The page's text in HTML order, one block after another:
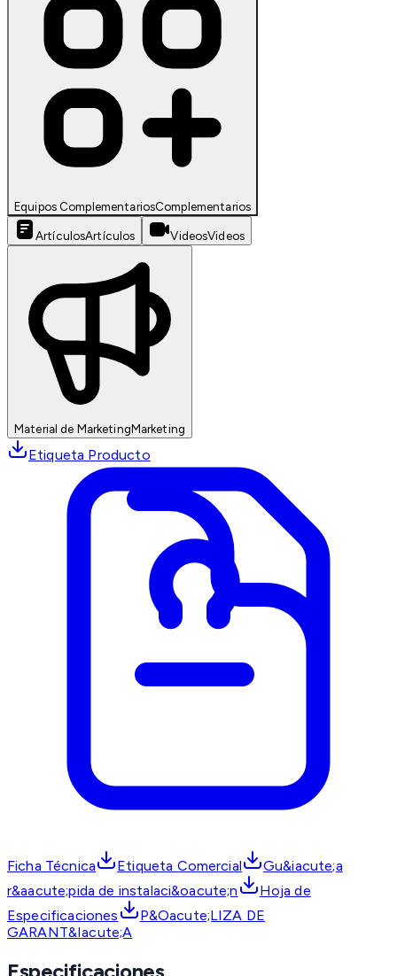
Equipos ComplementariosComplementarios
ArtículosArtículos VideosVideos
Material de MarketingMarketing
Etiqueta Producto
Ficha Técnica Etiqueta Comercial
Gu&iacute;a
r&aacute;pida de instalaci&oacute;n
Hoja de
Especificaciones
P&Oacute;LIZA DE
GARANT&Iacute;A